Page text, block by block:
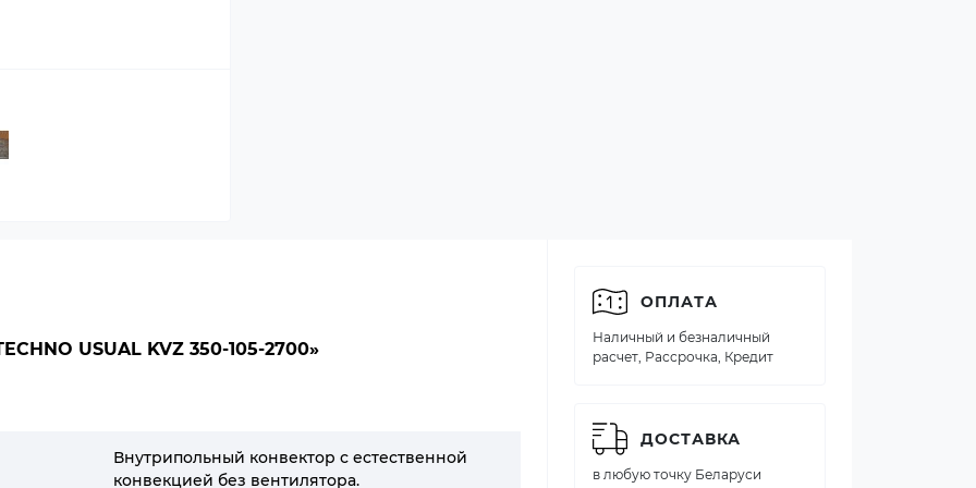
USUAL KVZ 350-105-2700»
Внутрипольный конвектор с естественной
конвекцией без вентилятора.
ОПЛАТА
Наличный и безналичный
расчет, Рассрочка, Кредит
ДОСТАВКА
в любую точку Беларуси